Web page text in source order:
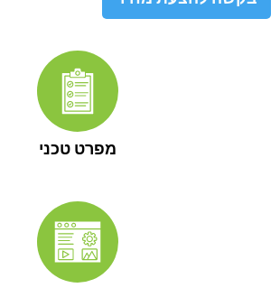
מפרט טכני